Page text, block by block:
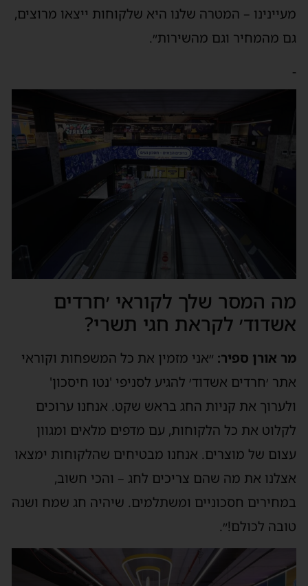
מעיינינו – המטרה שלנו היא שלקוחות ייצאו מרוצים,
גם מהמחיר וגם מהשירות״.
-
מה המסר שלך לקוראי ׳חרדים
אשדוד׳ לקראת חגי תשרי?
מר אורן ספיר: ״אני מזמין את כל המשפחות וקוראי
אתר ׳חרדים אשדוד׳ להגיע לסניפי 'נטו חיסכון'
ולערוך את קניות החג בראש שקט. אנחנו ערוכים
לקלוט את כל הלקוחות, עם מדפים מלאים ומגוון
עצום של מוצרים. אנחנו מבטיחים שהלקוחות ימצאו
אצלנו את מה שהם צריכים לחג – והכי חשוב,
במחירים חסכוניים ומשתלמים. שיהיה חג שמח ושנה
טובה לכולם!״.